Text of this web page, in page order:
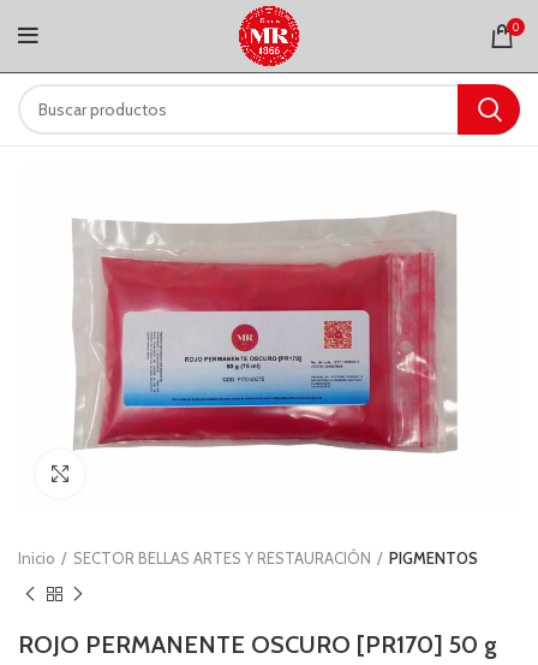
0
Inicio SECTOR BELLAS ARTES Y RESTAURACIÓN PIGMENTOS
ROJO PERMANENTE OSCURO [PR170] 50 g